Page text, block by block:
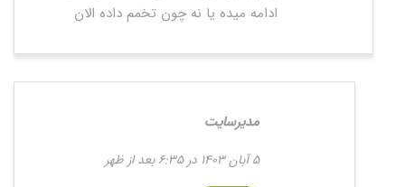
ادامه میده یا نه چون تخمم داده الان
مدیرسایت
5 آبان 1403 در 6:35 بعد از ظهر